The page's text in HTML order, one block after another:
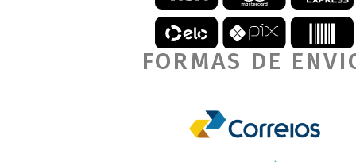
FORMAS DE